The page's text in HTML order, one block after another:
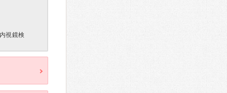
視鏡検